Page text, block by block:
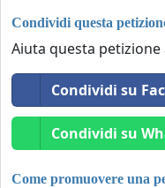
Condividi questa
Aiuta questa
Condividi su
Condividi su
Come promuovere una